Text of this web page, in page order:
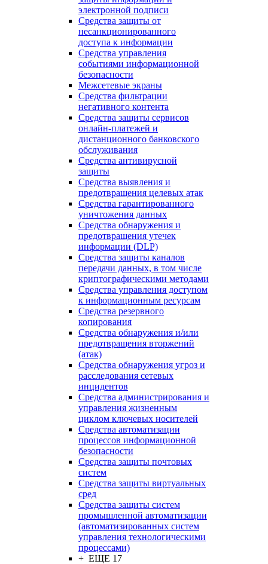
электронной подписи
Средства защиты от
несанкционированного
доступа к информации
Средства управления
событиями информационной
безопасности
Межсетевые экраны
Средства фильтрации
негативного контента
Средства защиты сервисов
онлайн-платежей и
дистанционного банковского
обслуживания
Средства антивирусной
защиты
Средства выявления и
предотвращения целевых атак
Средства гарантированного
уничтожения данных
Средства обнаружения и
предотвращения утечек
информации (DLP)
Средства защиты каналов
передачи данных, в том числе
криптографическими методами
Средства управления доступом
к информационным ресурсам
Средства резервного
копирования
Средства обнаружения и/или
предотвращения вторжений
(атак)
Средства обнаружения угроз и
расследования сетевых
инцидентов
Средства администрирования и
управления жизненным
циклом ключевых носителей
Средства автоматизации
процессов информационной
безопасности
Средства защиты почтовых
систем
Средства защиты виртуальных
сред
Средства защиты систем
промышленной автоматизации
(автоматизированных систем
управления технологическими
процессами)
+ ЕЩЕ 17